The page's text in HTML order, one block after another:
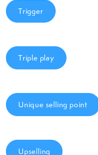
Trigger
Triple play
Unique selling point
Upselling